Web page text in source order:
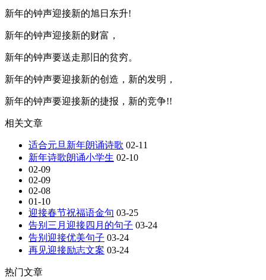
新年的钟声迎接新的旭日东升!
新年的钟声迎接新的财富，
新年的钟声要送走那旧的贫穷。
新年的钟声要迎接新的创造，新的发明，
新年的钟声要迎接新的捷报，新的竞争!!
相关文章
适合元旦新年朗诵诗歌 02-11
新年诗歌朗诵小学生 02-10
02-09
02-09
02-08
01-10
迎接春节祝福语金句 03-25
告别三月迎接四月的句子 03-24
告别迎接优美句子 03-24
再见迎接励志文案 03-24
热门文章